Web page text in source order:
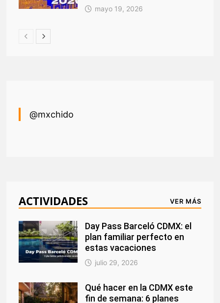
mayo 19, 2026
@mxchido
ACTIVIDADES VER MÁS
Day Pass Barceló CDMX: el
plan familiar perfecto en
estas vacaciones
julio 29, 2026
Qué hacer en la CDMX este
fin de semana: 6 planes